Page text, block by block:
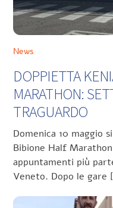
News
DOPPIETTA
MARATHON:
TRAGUARDO
Domenica 10 maggio
Bibione Half
appuntamenti più
Veneto. Dopo le gare